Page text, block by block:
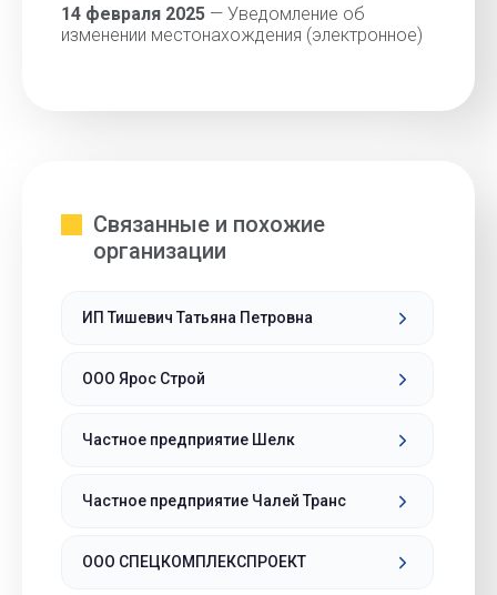
14 февраля 2025 — Уведомление об
изменении местонахождения (электронное)
Связанные и похожие
организации
ИП Тишевич Татьяна Петровна
ООО Ярос Строй
Частное предприятие Шелк
Частное предприятие Чалей Транс
ООО СПЕЦКОМПЛЕКСПРОЕКТ